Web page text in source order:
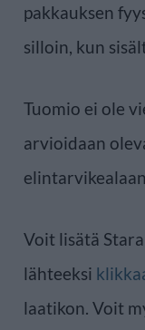
pakkauksen
silloin, kun
Tuomio ei ole
arvioidaan
Voit lisätä
lähteeksi
laatikon. Voit